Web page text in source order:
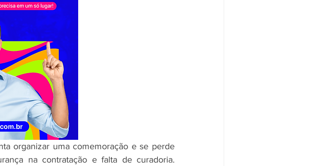
organizar uma comemoração e se perde
na contratação e falta de curadoria.